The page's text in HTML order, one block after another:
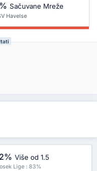
Sačuvane Mreže
Havelse
Više od 1.5
Lige : 83%